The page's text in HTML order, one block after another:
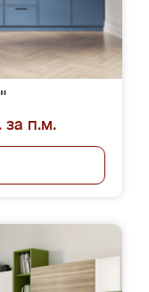
за п.м.